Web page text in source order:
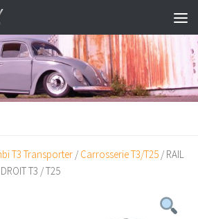
T3 Transporter / Carrosserie T3/T25 / RAIL
T3 / T25